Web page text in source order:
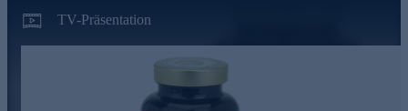
Nahrungsergänzungsmitteln. Seine Inspiration und Motivation
und moderne Forschung harmonisch zusammenfließen. Diese
Erfahrung stellt er stets in den Dienst von sich und seinen
TV-Präsentation